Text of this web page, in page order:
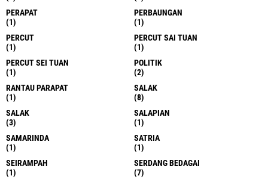
PERAPAT
(1)
PERBAUNGAN
(1)
PERCUT
(1)
PERCUT SAI TUAN
(1)
PERCUT SEI TUAN
(1)
POLITIK
(2)
RANTAU PARAPAT
(1)
SALAK
(8)
SALAK
(3)
SALAPIAN
(1)
SAMARINDA
(1)
SATRIA
(1)
SEIRAMPAH
(1)
SERDANG BEDAGAI
(7)